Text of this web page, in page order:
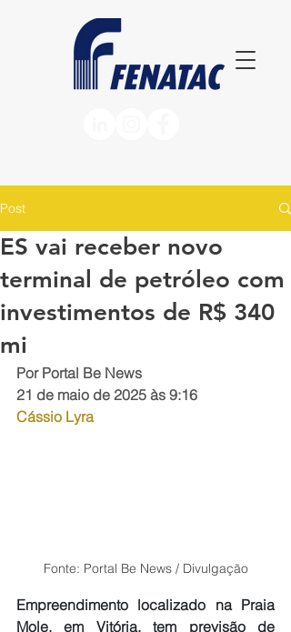
Post
ES vai receber novo
terminal de petróleo com
investimentos de R$ 340
mi
Por Portal Be News
21 de maio de 2025 às 9:16
Cássio Lyra
Fonte: Portal Be News / Divulgação
Empreendimento localizado na Praia
Mole, em Vitória, tem previsão de